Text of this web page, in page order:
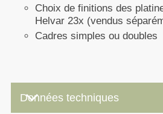
Choix de finitions des
Helvar 23x (vendus
Cadres simples ou doubles
Données techniques
keyboard_arrow_down